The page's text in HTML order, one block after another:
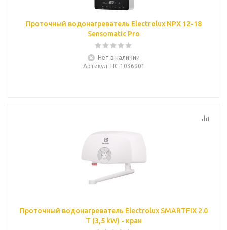
Проточный водонагреватель Electrolux NPX 12-18
Sensomatic Pro
Нет в наличии
Артикул: НС-1036901
Проточный водонагреватель Electrolux SMARTFIX 2.0
T (3,5 kW) - кран